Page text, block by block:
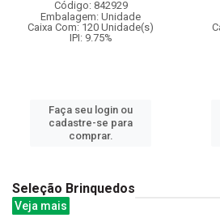
Código: 842929
Embalagem: Unidade
Caixa Com: 120 Unidade(s)
IPI: 9.75%
Faça seu login ou
cadastre-se para
comprar.
Seleção Brinquedos
Veja mais